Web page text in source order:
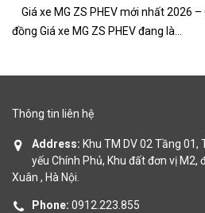
Giá xe MG ZS PHEV mới nhất 2026
đồng Giá xe MG ZS PHEV đang là...
Thông tin liên hệ
Address: Khu TM DV 02 Tầng 01,
yếu Chính Phủ, Khu đất đơn vị
Xuân , Hà Nội.
Phone: 0912.223.855